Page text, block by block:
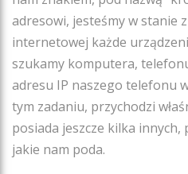
adresowi, jesteśmy w stanie
internetowej każde
szukamy komputera,
adresu IP naszego telefonu
tym zadaniu, przychodzi
posiada jeszcze kilka
jakie nam poda.